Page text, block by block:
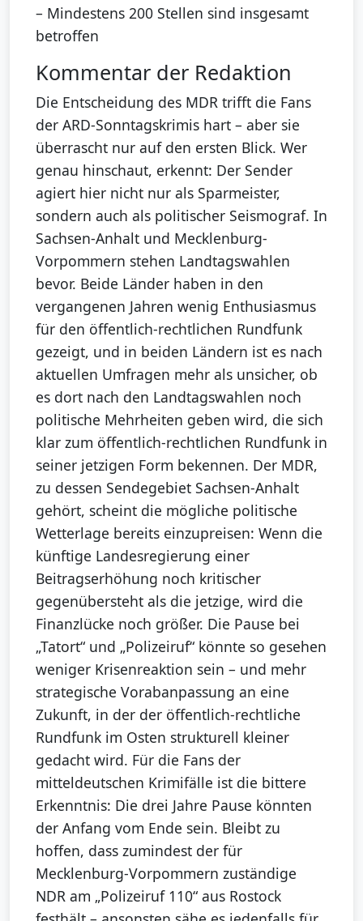
– Mindestens 200 Stellen sind insgesamt
betroffen
Kommentar der Redaktion
Die Entscheidung des MDR trifft die Fans
der ARD-Sonntagskrimis hart – aber sie
überrascht nur auf den ersten Blick. Wer
genau hinschaut, erkennt: Der Sender
agiert hier nicht nur als Sparmeister,
sondern auch als politischer Seismograf. In
Sachsen-Anhalt und Mecklenburg-
Vorpommern stehen Landtagswahlen
bevor. Beide Länder haben in den
vergangenen Jahren wenig Enthusiasmus
für den öffentlich-rechtlichen Rundfunk
gezeigt, und in beiden Ländern ist es nach
aktuellen Umfragen mehr als unsicher, ob
es dort nach den Landtagswahlen noch
politische Mehrheiten geben wird, die sich
klar zum öffentlich-rechtlichen Rundfunk in
seiner jetzigen Form bekennen. Der MDR,
zu dessen Sendegebiet Sachsen-Anhalt
gehört, scheint die mögliche politische
Wetterlage bereits einzupreisen: Wenn die
künftige Landesregierung einer
Beitragserhöhung noch kritischer
gegenübersteht als die jetzige, wird die
Finanzlücke noch größer. Die Pause bei
„Tatort“ und „Polizeiruf“ könnte so gesehen
weniger Krisenreaktion sein – und mehr
strategische Vorabanpassung an eine
Zukunft, in der der öffentlich-rechtliche
Rundfunk im Osten strukturell kleiner
gedacht wird. Für die Fans der
mitteldeutschen Krimifälle ist die bittere
Erkenntnis: Die drei Jahre Pause könnten
der Anfang vom Ende sein. Bleibt zu
hoffen, dass zumindest der für
Mecklenburg-Vorpommern zuständige
NDR am „Polizeiruf 110“ aus Rostock